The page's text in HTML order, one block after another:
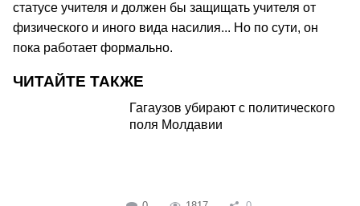
статусе учителя и должен бы защищать учителя от
физического и иного вида насилия... Но по сути, он
пока работает формально.
ЧИТАЙТЕ ТАКЖЕ
Гагаузов убирают с политического
поля Молдавии